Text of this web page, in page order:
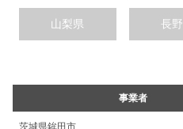
山梨県 長
事業者
茨城県鉾田市